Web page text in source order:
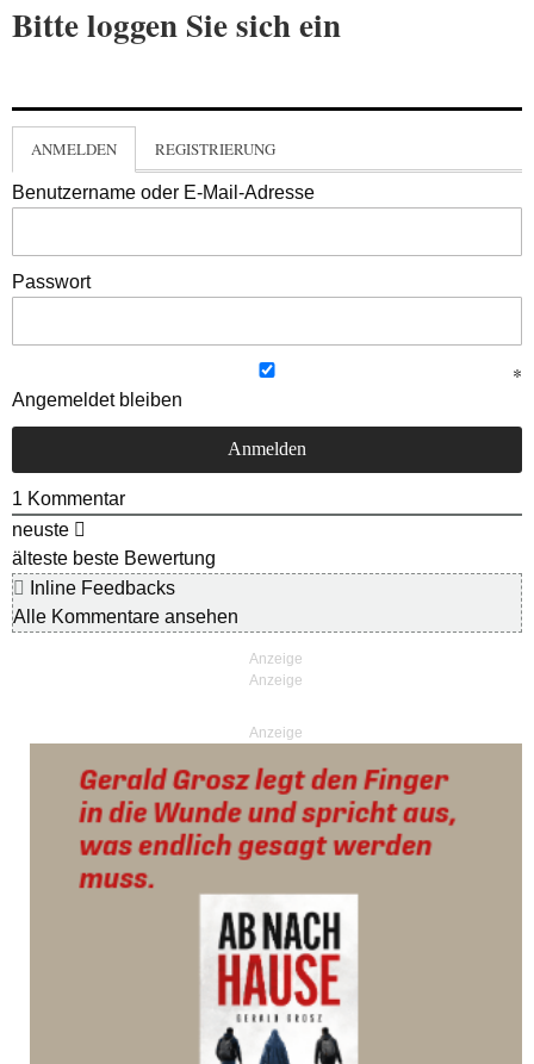
Bitte loggen Sie sich ein
ANMELDEN REGISTRIERUNG
Benutzername oder E-Mail-Adresse
Passwort
Angemeldet bleiben
1 Kommentar
neuste
älteste beste Bewertung
Inline Feedbacks
Alle Kommentare ansehen
Anzeige